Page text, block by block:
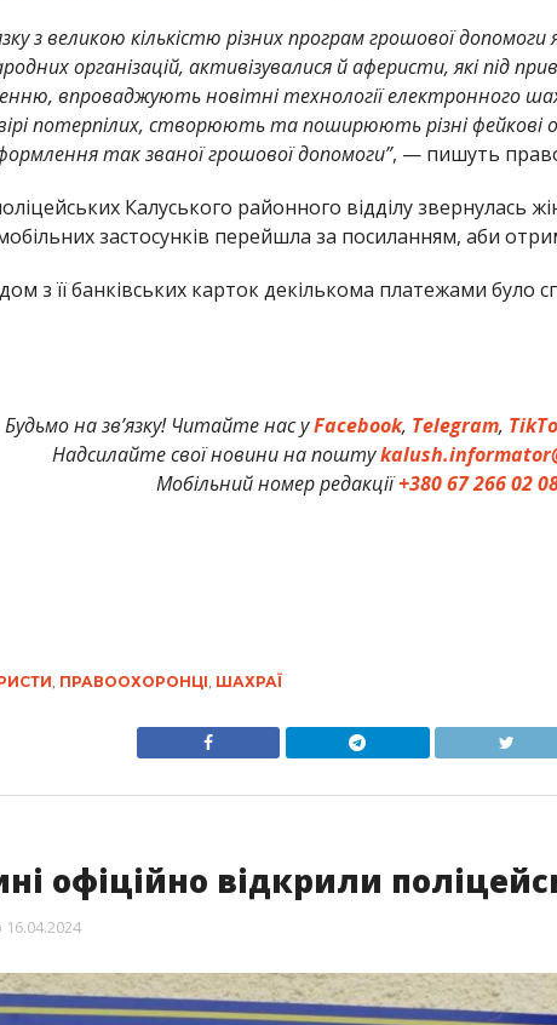
з великою кількістю різних програм грошової допомоги
організацій, активізувалися й аферисти, які під
впроваджують новітні технології електронного
потерпілих, створюють та поширюють різні фейкові
так званої грошової допомоги”, — пишуть
Калуського районного відділу звернулась
застосунків перейшла за посиланням, аби
з її банківських карток декількома платежами було
Будьмо на зв’язку! Читайте нас уFacebook, Telegram,
Надсилайте свої новини на пошту
Мобільний номер редакції+380 67 266 02
ПРАВООХОРОНЦІ ШАХРАЇ
офіційно відкрили
16.04.2024